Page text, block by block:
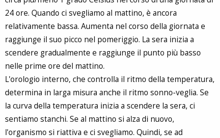
24 ore. Quando ci svegliamo al mattino, è ancora
relativamente bassa. Aumenta nel corso della giornata e
raggiunge il suo picco nel pomeriggio. La sera inizia a
scendere gradualmente e raggiunge il punto più basso
nelle prime ore del mattino.
L'orologio interno, che controlla il ritmo della temperatura,
determina in larga misura anche il ritmo sonno-veglia. Se
la curva della temperatura inizia a scendere la sera, ci
sentiamo stanchi. Se al mattino si alza di nuovo,
l'organismo si riattiva e ci svegliamo. Quindi, se ad